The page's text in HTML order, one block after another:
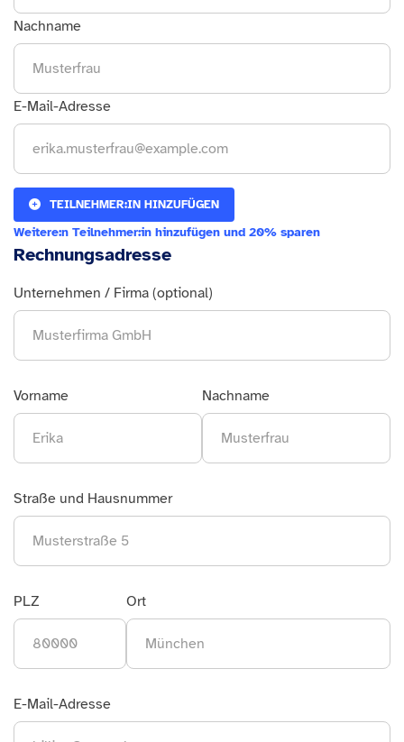
Nachname
E-Mail-Adresse
TEILNEHMER:IN HINZUFÜGEN
Weitere:n Teilnehmer:in hinzufügen und 20% sparen
Rechnungsadresse
Unternehmen / Firma (optional)
Vorname Nachname
Straße und Hausnummer
PLZ Ort
E-Mail-Adresse